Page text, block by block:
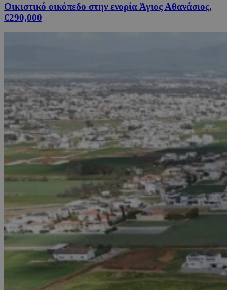
Οικιστικό οικόπεδο στην ενορία Άγιος Αθανάσιος,
€290,000